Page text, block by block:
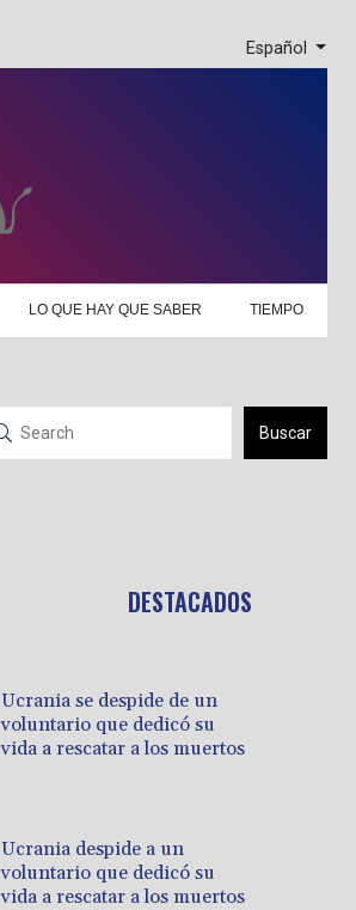
Español
LO QUE HAY QUE SABER TIEMPO
Buscar
DESTACADOS
Ucrania se despide de un
voluntario que dedicó su
vida a rescatar a los muertos
Ucrania despide a un
voluntario que dedicó su
vida a rescatar a los muertos